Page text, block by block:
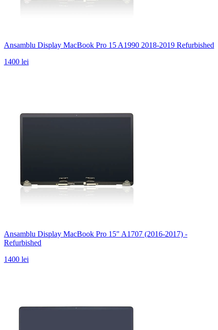
Ansamblu Display MacBook Pro 15 A1990 2018-2019 Refurbished
1400 lei
Ansamblu Display MacBook Pro 15" A1707 (2016-2017) -
Refurbished
1400 lei